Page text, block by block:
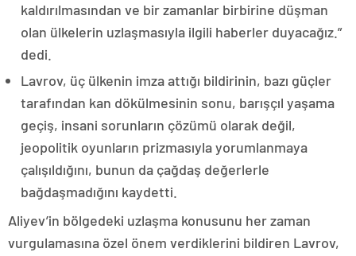
kaldırılmasından ve bir zamanlar birbirine düşman
olan ülkelerin uzlaşmasıyla ilgili haberler duyacağız.”
dedi.
Lavrov, üç ülkenin imza attığı bildirinin, bazı güçler
tarafından kan dökülmesinin sonu, barışçıl yaşama
geçiş, insani sorunların çözümü olarak değil,
jeopolitik oyunların prizmasıyla yorumlanmaya
çalışıldığını, bunun da çağdaş değerlerle
bağdaşmadığını kaydetti.
Aliyev’in bölgedeki uzlaşma konusunu her zaman
vurgulamasına özel önem verdiklerini bildiren Lavrov,